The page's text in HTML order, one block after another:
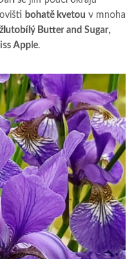
bohatě kvetou v mnoha
žlutobílý Butter and Sugar,
Apple.